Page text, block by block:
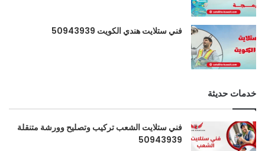
فني ستلايت هندي الكويت 50943939
خدمات حديثة
فني ستلايت الشعب تركيب وتصليح وورشة متنقلة
50943939